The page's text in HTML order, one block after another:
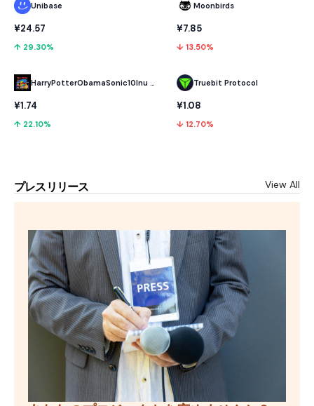
Unibase
¥24.57
↑ 29.30%
HarryPotterObamaSonic10Inu (ETH)
¥1.74
↑ 22.10%
Moonbirds
¥7.85
↓ 13.50%
Truebit Protocol
¥1.08
↓ 12.70%
プレスリリース View All